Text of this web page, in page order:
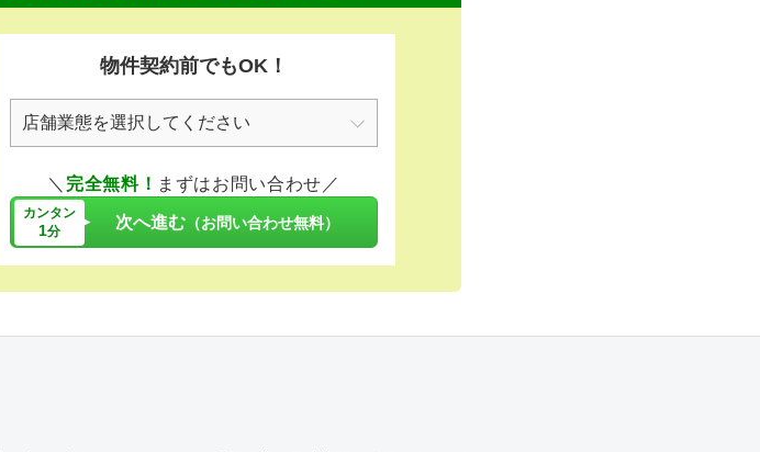
物件契約前でもOK！
＼ 完全無料！ まずはお問い合わせ／
カンタン
1分 次へ進む（お問い合わせ無料）